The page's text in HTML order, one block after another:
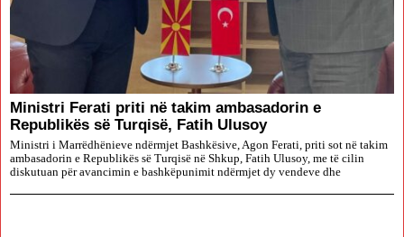
Ministri Ferati priti në takim ambasadorin e
Republikës së Turqisë, Fatih Ulusoy
Ministri i Marrëdhënieve ndërmjet Bashkësive, Agon Ferati, priti sot në takim
ambasadorin e Republikës së Turqisë në Shkup, Fatih Ulusoy, me të cilin
diskutuan për avancimin e bashkëpunimit ndërmjet dy vendeve dhe